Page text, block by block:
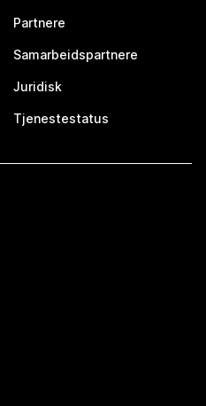
Partnere
Samarbeidspartnere
Juridisk
Tjenestestatus